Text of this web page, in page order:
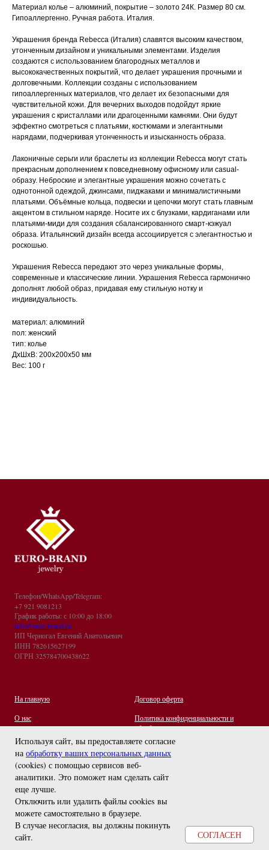
Материал колье – алюминий, покрытие – золото 24К. Размер 80 см.
Гипоаллергенно. Ручная работа. Италия.
Украшения бренда Rebecca (Италия) славятся высоким качеством,
утонченным дизайном и уникальными элементами. Изделия
создаются с использованием благородных металлов и
высококачественных покрытий, что делает украшения прочными и
долговечными. Коллекции созданы с использованием
гипоаллергенных материалов, что делает их безопасными для
чувствительной кожи. Для вечерних выходов подойдут яркие
украшения с кристаллами или драгоценными камнями. Они будут
эффектно смотреться с платьями, костюмами и элегантными
нарядами, подчеркивая утонченность и изысканность образа.
Лаконичные серьги или браслеты из коллекции Rebecca могут стать
прекрасным дополнением к повседневному офисному или casual-
образу. Неброские и элегантные украшения можно сочетать с
однотонной одеждой, джинсами, пиджаками и минималистичными
платьями. Объёмные кольца, подвески и цепочки могут стать главным
акцентом в стильном наряде. Носите их с блузками, кардиганами или
платьями-миди для создания сбалансированного смарт-кэжуал
образа. Итальянский дизайн всегда ассоциируется с элегантностью и
роскошью.
Украшения Rebecca передают это через уникальные формы,
современные и классические линии. Украшения Rebecca гармонично
дополнят любой образ, придавая ему стильную нотку и
индивидуальность.
материал: алюминий
пол: женский
тип: колье
ДxШxВ: 200x200x50 мм
Вес: 100 г
задайте вопрос
Используя сайт, вы предоставляете согласие
на обработку ваших персональных данных
(cookies) с помощью сервисов веб-
аналитики. Это поможет нам сделать сайт
еще лучше.
Отключить или удалить файлы cookies вы
можете самостоятельно в браузере.
В случае несогласия, вы должны покинуть
сайт.
СОГЛАСЕН
Телефон/WhatsApp/Telegram:
+7 921 9081213
График работы: с 10:00 до 18:00
info@euro-brand.ru
ИП Черногал Евгений Анатольевич
ИНН 782615627199
ОГРН 325784700438622
На главную
О нас
Контакты
Отзывы
Договор оферта
Политика конфиденциальности и
обработки персональных данных
Оплата и Доставка